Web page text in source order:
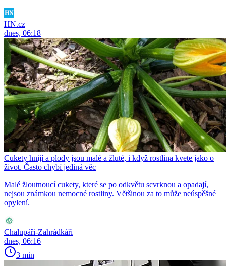
HN.cz
dnes, 06:18
Cukety hnijí a plody jsou malé a žluté, i když rostlina kvete jako o
život. Často chybí jediná věc
Malé žloutnoucí cukety, které se po odkvětu scvrknou a opadají,
nejsou známkou nemocné rostliny. Většinou za to může neúspěšné
opylení.
Chalupáři-Zahrádkáři
dnes, 06:16
3 min